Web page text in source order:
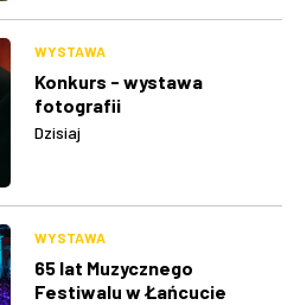
WYSTAWA
Konkurs - wystawa
fotografii
Dzisiaj
WYSTAWA
65 lat Muzycznego
Festiwalu w Łańcucie